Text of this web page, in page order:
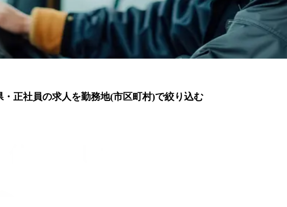
正社員の求人を勤務地(市区町村)で絞り込む